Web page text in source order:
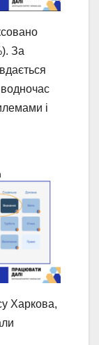
За
і
Харкова,